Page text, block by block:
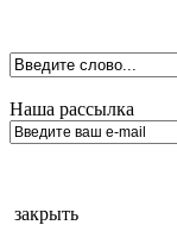
Наша рассылка
закрыть